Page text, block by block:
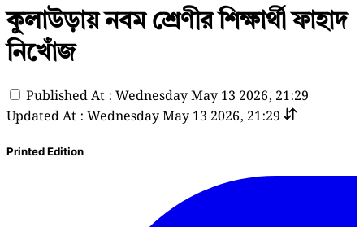
কুলাউড়ায় নবম শ্রেণীর শিক্ষার্থী ফাহাদ
নিখোঁজ
Published At : Wednesday May 13 2026, 21:29
Updated At : Wednesday May 13 2026, 21:29
Printed Edition